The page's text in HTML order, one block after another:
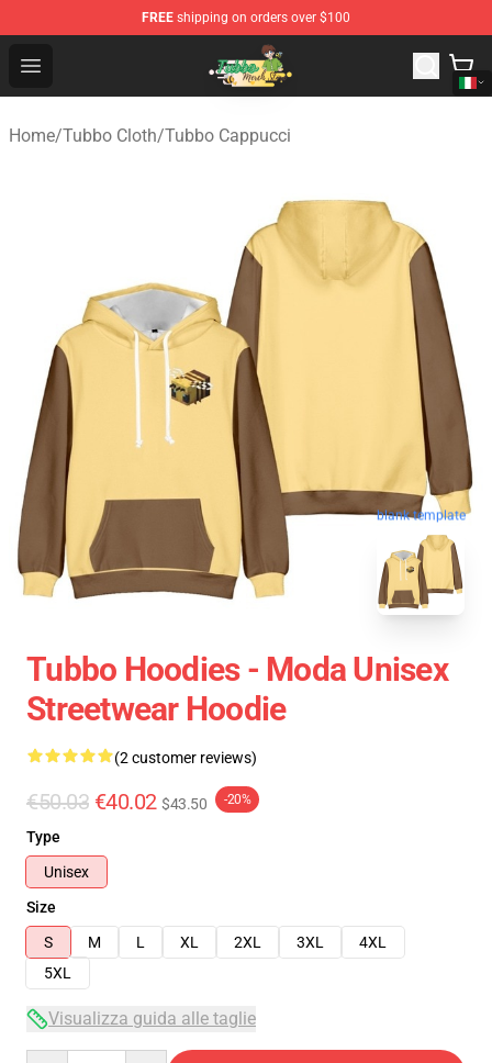
FREE shipping on orders over $100
Open menu
Tubbo Store - Official Tubbo Merchandise Shop
Home/Tubbo Cloth/Tubbo Cappucci
blank template
Tubbo Hoodies - Moda Unisex
Streetwear Hoodie
(2 customer reviews)
€50.03 €40.02 $43.50 -20%
Type
Unisex
Size
S
M L XL 2XL 3XL
4XL
5XL
Visualizza guida alle taglie